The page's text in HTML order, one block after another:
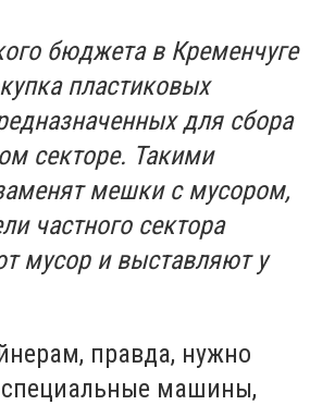
бюджета в Кременчуге
пластиковых
для сбора
секторе. Такими
мешки с мусором,
частного сектора
мусор и выставляют у
правда, нужно
специальные машины,